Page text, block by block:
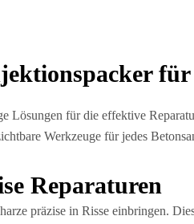
Lösungen für die effektive
Werkzeuge für jedes
Reparaturen
präzise in Risse einbringen.